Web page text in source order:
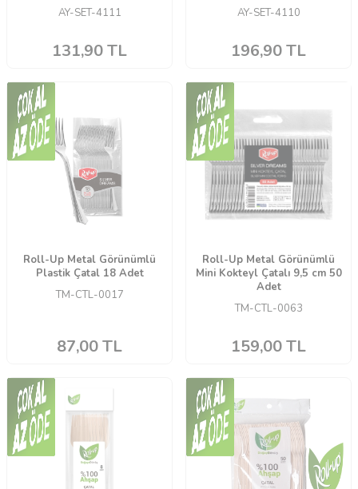
AY-SET-4111
131,90TL
AY-SET-4110
196,90TL
Roll-Up Metal Görünümlü
Plastik Çatal 18 Adet
TM-CTL-0017
87,00TL
Roll-Up Metal Görünümlü
Mini Kokteyl Çatalı 9,5 cm 50
Adet
TM-CTL-0063
159,00TL